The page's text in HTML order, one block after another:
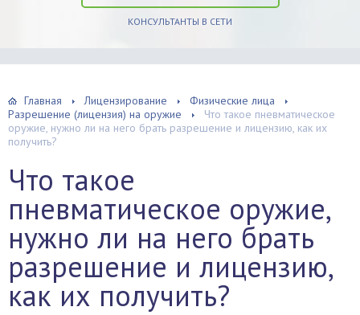
КОНСУЛЬТАНТЫ В СЕТИ
Главная Лицензирование
Физические лица
Разрешение (лицензия) на оружие
Что такое пневматическое
оружие, нужно ли на него брать разрешение и лицензию, как их
получить?
Что такое
пневматическое оружие,
нужно ли на него брать
разрешение и лицензию,
как их получить?